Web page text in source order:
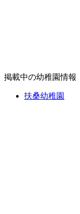
掲載中の幼稚園情報
扶桑幼稚園